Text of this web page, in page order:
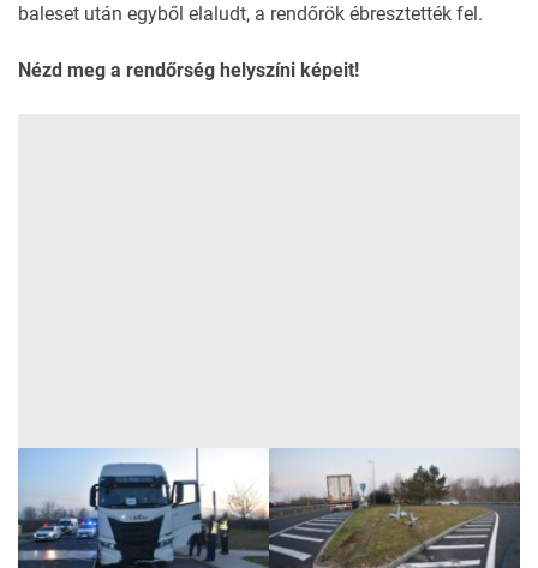
baleset után egyből elaludt, a rendőrök ébresztették fel.
Nézd meg a rendőrség helyszíni képeit!